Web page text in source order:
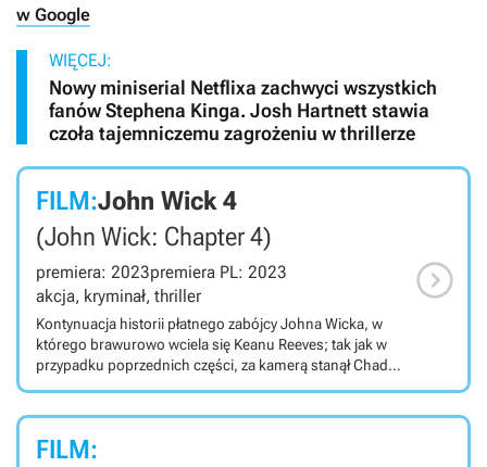
w Google
WIĘCEJ:
Nowy miniserial Netflixa zachwyci wszystkich
fanów Stephena Kinga. Josh Hartnett stawia
czoła tajemniczemu zagrożeniu w thrillerze
FILM:John Wick 4
(John Wick: Chapter 4)
premiera: 2023premiera PL: 2023
akcja, kryminał, thriller
Kontynuacja historii płatnego zabójcy Johna Wicka, w
którego brawurowo wciela się Keanu Reeves; tak jak w
przypadku poprzednich części, za kamerą stanął Chad

FILM: